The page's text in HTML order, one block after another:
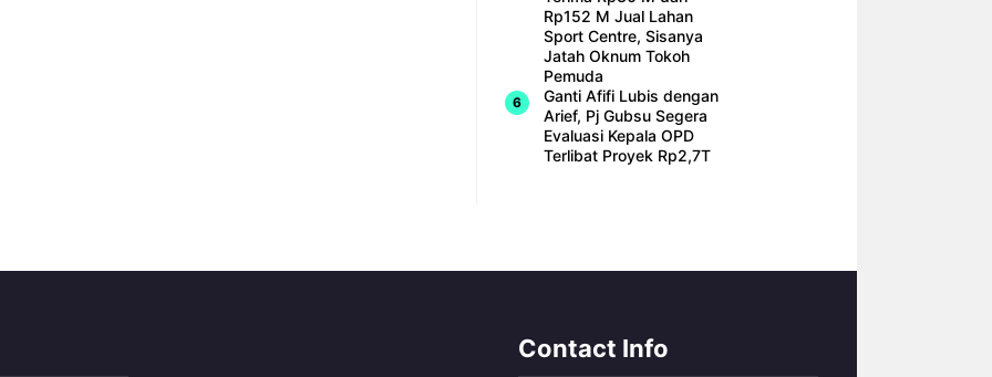
Rp152 M Jual Lahan
Sport Centre, Sisanya
Jatah Oknum Tokoh
Pemuda
Ganti Afifi Lubis dengan
Arief, Pj Gubsu Segera
Evaluasi Kepala OPD
Terlibat Proyek Rp2,7T
Contact Info